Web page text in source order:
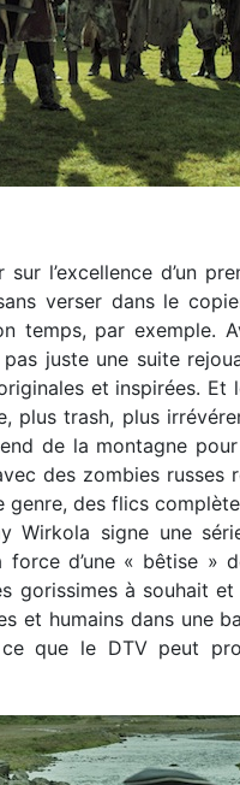
l’excellence d’un
verser dans le
temps, par exemple.
juste une suite
et inspirées. Et
plus trash, plus
de la montagne
des zombies russes
des flics
Wirkola signe une
d’une « bêtise »
gorissimes à souhait
et humains dans une
que le DTV peut